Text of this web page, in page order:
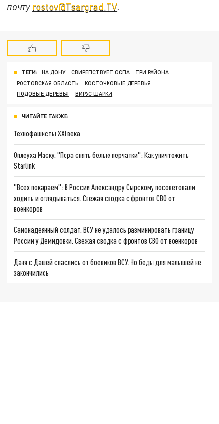
почту rostov@Tsargrad.ТV.
ТЕГИ: НА ДОНУ СВИРЕПСТВУЕТ ОСПА
ТРИ РАЙОНА
РОСТОВСКАЯ ОБЛАСТЬ
КОСТОЧКОВЫЕ ДЕРЕВЬЯ
ПОДОВЫЕ ДЕРЕВЬЯ
ВИРУС ШАРКИ
ЧИТАЙТЕ ТАКЖЕ:
Технофашисты XXI века
Оплеуха Маску. "Пора снять белые перчатки": Как уничтожить
Starlink
"Всех покараем": В России Александру Сырскому посоветовали
ходить и оглядываться. Свежая сводка с фронтов СВО от
военкоров
Самонадеянный солдат. ВСУ не удалось разминировать границу
России у Демидовки. Свежая сводка с фронтов СВО от военкоров
Даня с Дашей спаслись от боевиков ВСУ. Но беды для малышей не
закончились